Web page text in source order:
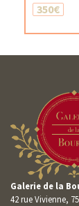
350€
Galerie de la
42 rue Vivienne,